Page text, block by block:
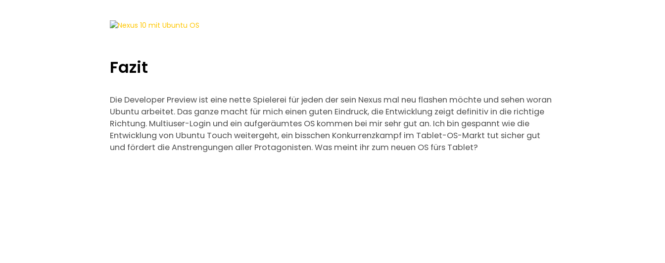
Fazit
Die Developer Preview ist eine nette Spielerei für jeden der sein Nexus mal neu flashen möchte und sehen woran
Ubuntu arbeitet. Das ganze macht für mich einen guten Eindruck, die Entwicklung zeigt definitiv in die richtige
Richtung. Multiuser-Login und ein aufgeräumtes OS kommen bei mir sehr gut an. Ich bin gespannt wie die
Entwicklung von Ubuntu Touch weitergeht, ein bisschen Konkurrenzkampf im Tablet-OS-Markt tut sicher gut
und fördert die Anstrengungen aller Protagonisten. Was meint ihr zum neuen OS fürs Tablet?